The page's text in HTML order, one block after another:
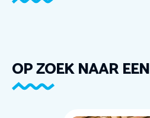
OP ZOEK NAAR